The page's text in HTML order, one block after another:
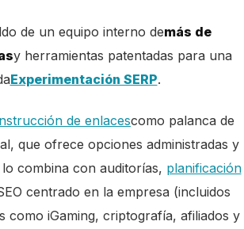
de un equipo interno demás de
y herramientas patentadas para una
Experimentación SERP.
de enlacescomo palanca de
que ofrece opciones administradas y
combina con auditorías, planificación
centrado en la empresa (incluidos
como iGaming, criptografía, afiliados y